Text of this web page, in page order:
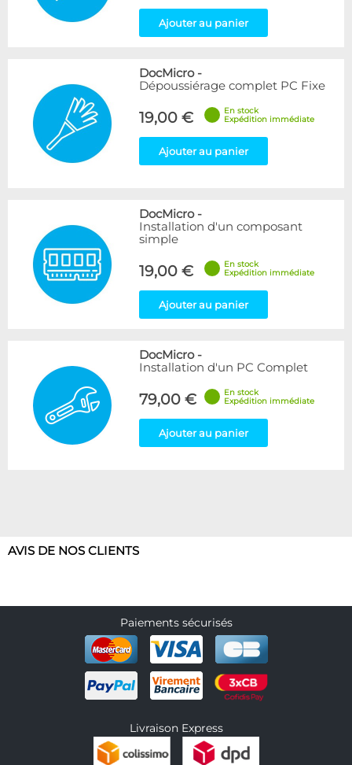
Ajouter au panier
DocMicro-
Dépoussiérage complet PC Fixe
19,00 €
En stock
Expédition immédiate
Ajouter au panier
DocMicro-
Installation d'un composant
simple
19,00 €
En stock
Expédition immédiate
Ajouter au panier
DocMicro-
Installation d'un PC Complet
79,00 €
En stock
Expédition immédiate
Ajouter au panier
AVIS DE NOS CLIENTS
Paiements sécurisés
Livraison Express